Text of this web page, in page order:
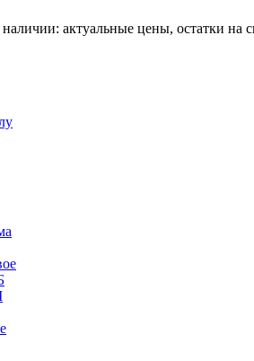
наличии: актуальные цены, остатки